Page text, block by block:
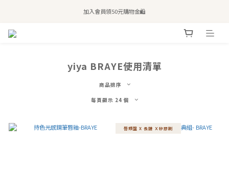
全站滿$2,500免運｜6/30前 含新品滿$1,300超取免運
加入會員領50元購物金🛍️
yiya BRAYE使用清單
商品排序
每頁顯示 24 個
唇頰盤 X 長鏈 Ｘ矽膠刷